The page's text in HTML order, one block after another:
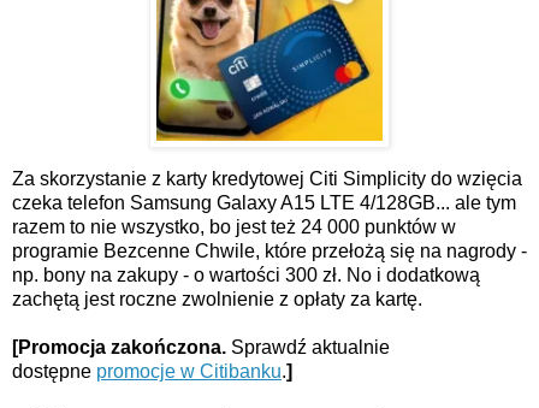
Za skorzystanie z karty kredytowej Citi Simplicity do wzięcia
czeka telefon Samsung Galaxy A15 LTE 4/128GB... ale tym
razem to nie wszystko, bo jest też 24 000 punktów w
programie Bezcenne Chwile, które przełożą się na nagrody -
np. bony na zakupy - o wartości 300 zł. No i dodatkową
zachętą jest roczne zwolnienie z opłaty za kartę.
[Promocja zakończona. Sprawdź aktualnie
dostępne promocje w Citibanku.]